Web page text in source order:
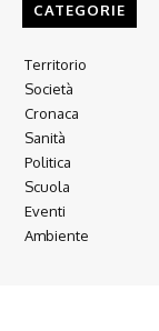
CATEGORIE
Territorio
Società
Cronaca
Sanità
Politica
Scuola
Eventi
Ambiente